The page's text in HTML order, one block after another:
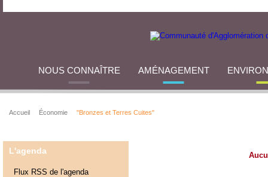
NOUS CONNAÎTRE AMÉNAGEMENT
Accueil Économie "Bronzes et Terres Cuites"
L'agenda
Flux RSS de l'agenda